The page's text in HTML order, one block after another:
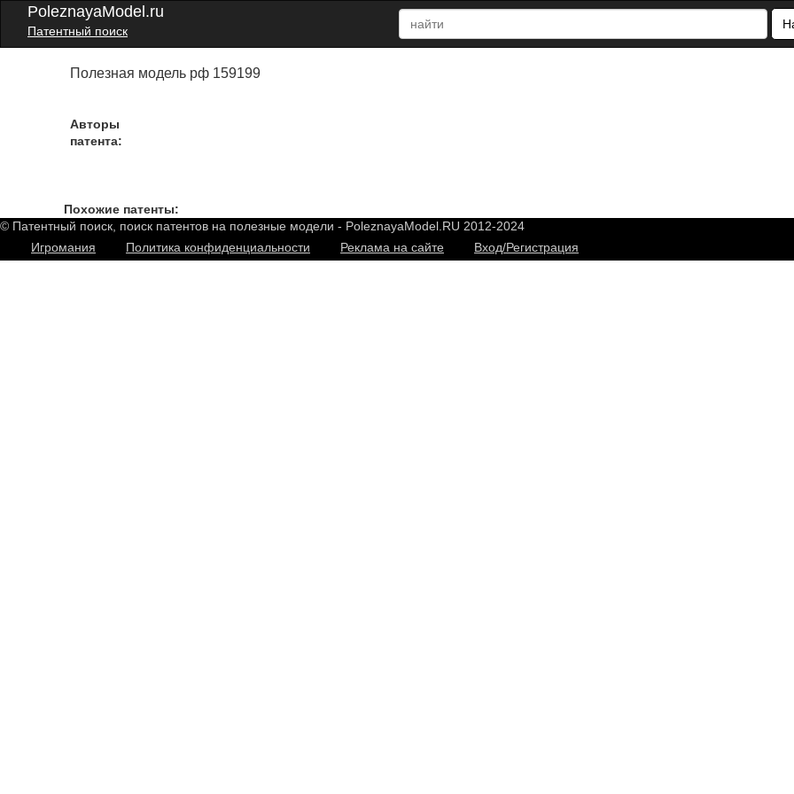
PoleznayaModel.ru
Патентный поиск
Полезная модель рф 159199
Авторы
патента:
Похожие патенты:
© Патентный поиск, поиск патентов на полезные модели - PoleznayaModel.RU 2012-2024
Игромания
Политика конфиденциальности Реклама на сайте Вход/Регистрация